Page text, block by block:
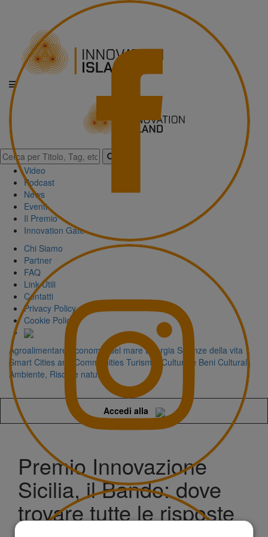
Video
Podcast
News
Eventi
Il Premio
Innovation Gate
Chi Siamo
Partner
FAQ
Link Utili
Contatti
Privacy Policy
Cookie Policy
Agroalimentare Economia del mare Energia Scienze della vita
Smart Cities and Communities Turismo, Cultura e Beni Culturali
Ambiente, Risorse naturali
Accedi alla
Premio Innovazione
Sicilia, il Bando: dove
trovare tutte le risposte